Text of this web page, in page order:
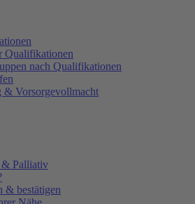
Qualifikationen
nach Qualifikationen
& Vorsorgevollmacht
& Palliativ
& bestätigen